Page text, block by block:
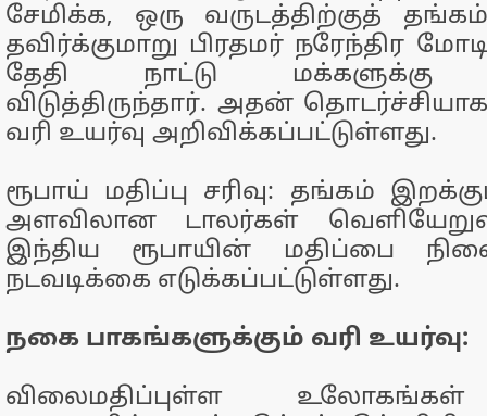
சேமிக்க, ஒரு வருடத்திற்குத்
தவிர்க்குமாறு பிரதமர் நரேந்திர
தேதி நாட்டு மக்களுக்கு
விடுத்திருந்தார். அதன்
வரி உயர்வு அறிவிக்கப்பட்டுள்ளது.
ரூபாய் மதிப்பு சரிவு: தங்கம்
அளவிலான டாலர்கள்
இந்திய ரூபாயின் மதிப்பை
நடவடிக்கை எடுக்கப்பட்டுள்ளது.
நகை பாகங்களுக்கும் வரி உயர்வு:
விலைமதிப்புள்ள உலோகங்கள்